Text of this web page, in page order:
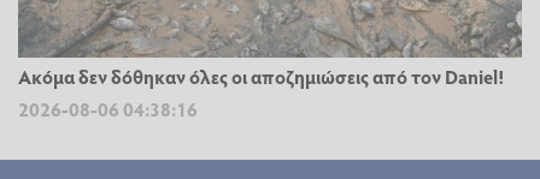
Ακόμα δεν δόθηκαν όλες οι αποζημιώσεις από τον Daniel!
2026-08-06 04:38:16